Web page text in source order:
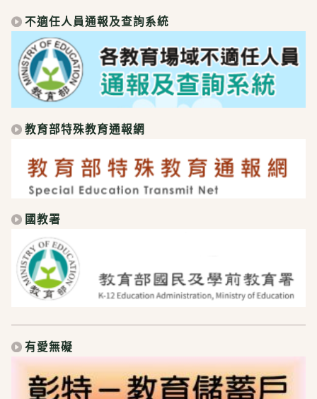
不適任人員通報及查詢系統
教育部特殊教育通報網
國教署
有愛無礙